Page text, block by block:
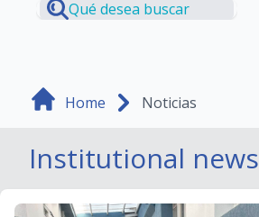
Home Noticias
Institutional news